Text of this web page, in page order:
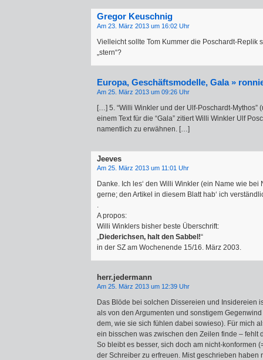
Gregor Keuschnig
Am 23. März 2013 um 16:02 Uhr
Vielleicht sollte Tom Kummer die Poschardt-Replik
„stern“?
Europa, Geschäftsmodelle, Gala »
Am 25. März 2013 um 09:26 Uhr
[…] 5. “Willi Winkler und der Ulf-Poschardt-Mythos”
einem Text für die “Gala” zitiert Willi Winkler Ulf
namentlich zu erwähnen. […]
Jeeves
Am 25. März 2013 um 11:01 Uhr
Danke. Ich les‘ den Willi Winkler (ein Name wie bei
gerne; den Artikel in diesem Blatt hab‘ ich
.
A propos:
Willi Winklers bisher beste Überschrift:
„Diederichsen, halt den Sabbel!“
in der SZ am Wochenende 15/16. März 2003.
herr.jedermann
Am 25. März 2013 um 12:39 Uhr
Das Blöde bei solchen Dissereien und Insidereien
als von den Argumenten und sonstigem
dem, wie sie sich fühlen dabei sowieso). Für mich
ein bisschen was zwischen den Zeilen finde – fehlt
So bleibt es besser, sich doch am nicht-konformen
der Schreiber zu erfreuen. Mist geschrieben haben